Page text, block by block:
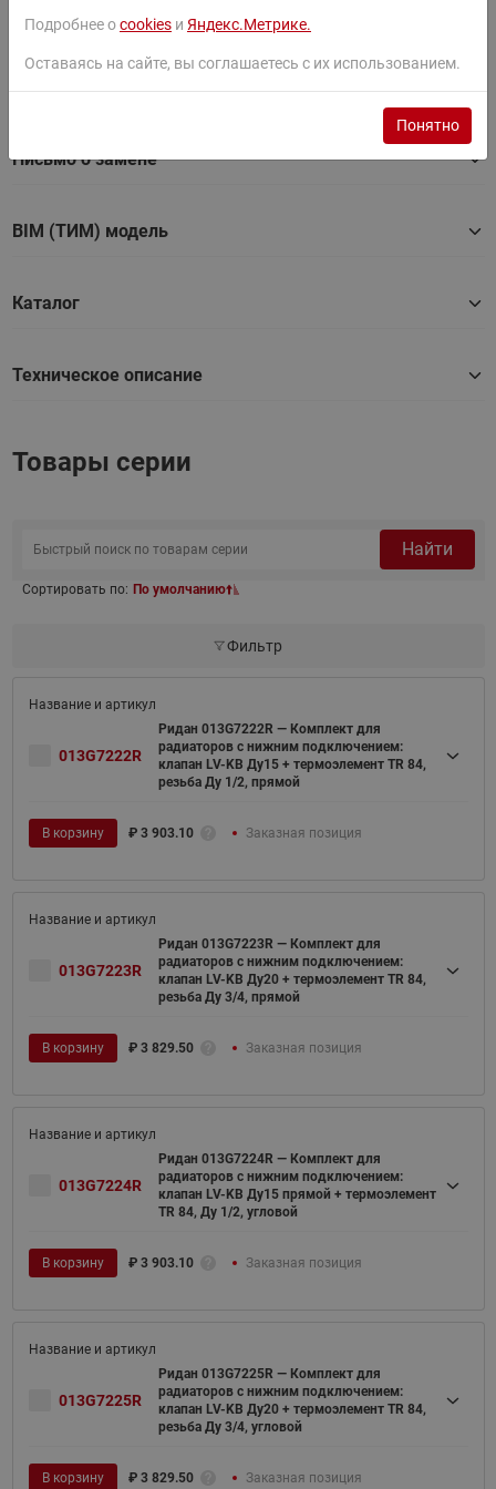
Руководство
Сертификат
Письмо о замене
BIM (ТИМ) модель
Каталог
Техническое описание
Товары серии
Найти
Сортировать по: По умолчанию
Фильтр
013G7222R
Ридан 013G7222R — Комплект для
радиаторов с нижним подключением:
клапан LV-KB Ду15 + термоэлемент TR 84,
резьба Ду 1/2, прямой
В корзину ₽ 3 903.10 Заказная позиция
013G7223R
Ридан 013G7223R — Комплект для
радиаторов с нижним подключением:
клапан LV-KB Ду20 + термоэлемент TR 84,
резьба Ду 3/4, прямой
В корзину ₽ 3 829.50 Заказная позиция
013G7224R
Ридан 013G7224R — Комплект для
радиаторов с нижним подключением:
клапан LV-KB Ду15 прямой + термоэлемент
TR 84, Ду 1/2, угловой
В корзину ₽ 3 903.10 Заказная позиция
013G7225R
Ридан 013G7225R — Комплект для
радиаторов с нижним подключением:
клапан LV-KB Ду20 + термоэлемент TR 84,
резьба Ду 3/4, угловой
В корзину ₽ 3 829.50 Заказная позиция
Подробнее оcookies и Яндекс.Метрике.
Оставаясь на сайте, вы соглашаетесь с их использованием.
Понятно